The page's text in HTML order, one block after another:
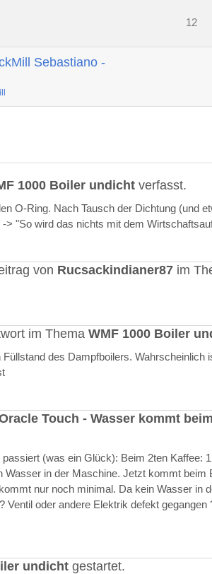
12
Sebastiano -
1000 Boiler undicht verfasst.
O-Ring. Nach Tausch der Dichtung (und
> "So wird das nichts mit dem
von Rucsackindianer87 im
im ThemaWMF 1000 Boiler
des Dampfboilers. Wahrscheinlich
Touch - Wasser kommt
(was ein Glück): Beim 2ten Kaffee:
Wasser in der Maschine. Jetzt kommt beim
nur noch minimal. Da kein Wasser in
oder andere Elektrik defekt
undicht gestartet.